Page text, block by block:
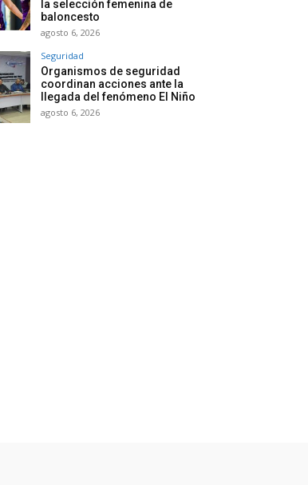
la selección femenina de
baloncesto
agosto 6, 2026
Seguridad
Organismos de seguridad
coordinan acciones ante la
llegada del fenómeno El Niño
agosto 6, 2026